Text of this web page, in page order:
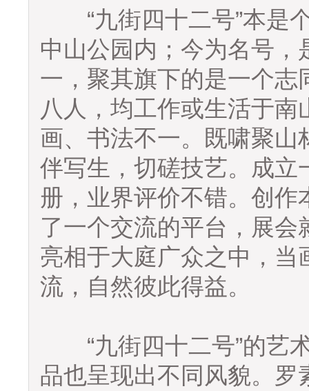
“九街四十二号”本是
中山公园内；今为名号
一，聚其旗下的是一个
八人，均工作或生活于
画、书法不一。既啸聚
伴写生，切磋技艺。成立
册，业界评价不错。创
了一个交流的平台，展
亮相于大庭广众之中，
流，自然彼此得益。
“九街四十二号”的艺
品也呈现出不同风貌。